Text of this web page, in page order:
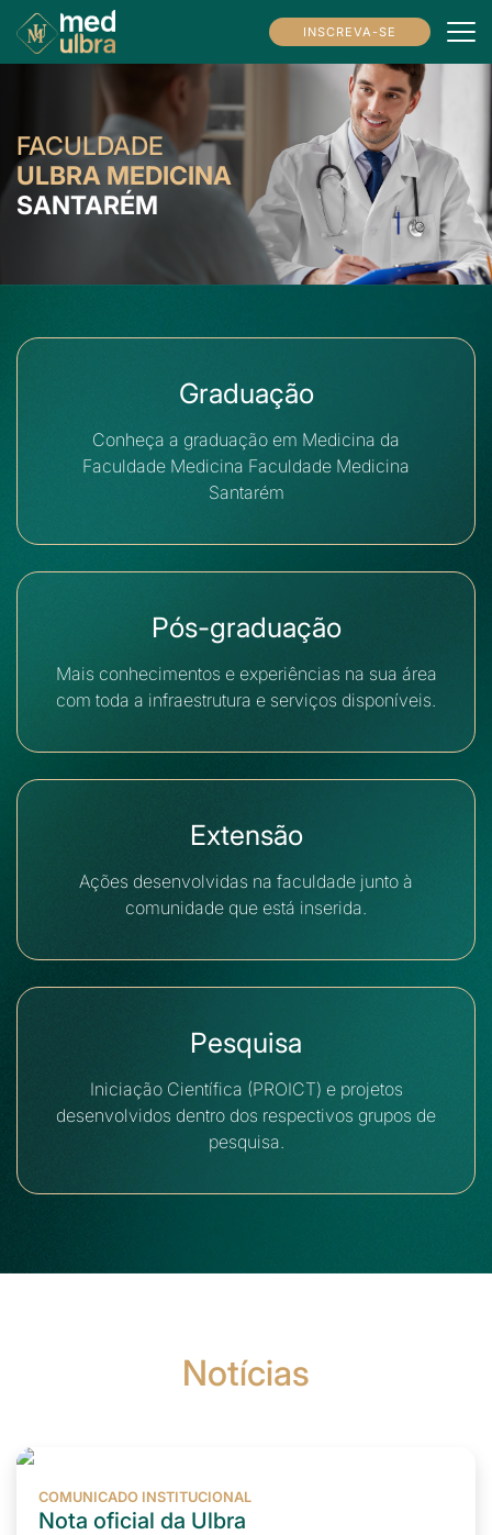
INSCREVA-SE
FACULDADE
ULBRA MEDICINA
SANTARÉM
Graduação
Conheça a graduação em Medicina da
Faculdade Medicina Faculdade Medicina
Santarém
Pós-graduação
Mais conhecimentos e experiências na sua área
com toda a infraestrutura e serviços disponíveis.
Extensão
Ações desenvolvidas na faculdade junto à
comunidade que está inserida.
Pesquisa
Iniciação Científica (PROICT) e projetos
desenvolvidos dentro dos respectivos grupos de
pesquisa.
Notícias
COMUNICADO INSTITUCIONAL
Nota oficial da Ulbra